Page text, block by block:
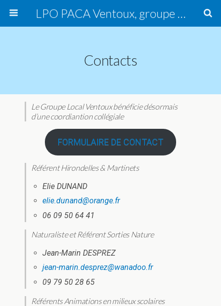
LPO PACA Ventoux, groupe local
Contacts
Le Groupe Local Ventoux bénéficie désormais
d’une coordiantion collégiale
FORMULAIRE DE CONTACT
Référent Hirondelles & Martinets
Elie DUNAND
elie.dunand@orange.fr
06 09 50 64 41
Naturaliste et Référent Sorties Nature
Jean-Marin DESPREZ
jean-marin.desprez@wanadoo.fr
09 79 50 28 65
Référents Animations en milieux scolaires